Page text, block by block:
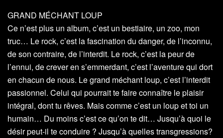
GRAND MÉCHANT LOUP
Ce n’est plus un album, c’est un bestiaire, un zoo, mon
truc… Le rock, c’est la fascination du danger, de l’inconnu,
de son contraire, de l’interdit. Le rock, c’est la peur de
l’ennui, de crever en s’emmerdant, c’est l’aventure qui dort
en chacun de nous. Le grand méchant loup, c’est l’interdit
passionnel. Celui qui pourrait te faire connaître le plaisir
intégral, dont tu rêves. Mais comme c’est un loup et toi un
humain… Du moins c’est ce qu’on te dit… Jusqu’à quoi le
désir peut-il te conduire ? Jusqu’à quelles transgressions?